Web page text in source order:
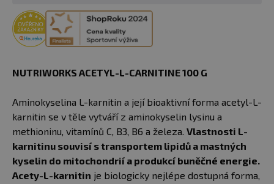
NUTRIWORKS ACETYL-L-CARNITINE 100 G
Aminokyselina L-karnitin a její bioaktivní forma acetyl-L-
karnitin se v těle vytváří z aminokyselin lysinu a
methioninu, vitamínů C, B3, B6 a železa. Vlastnosti L-
karnitinu souvisí s transportem lipidů a mastných
kyselin do mitochondrií a produkcí buněčné energie.
Acety-L-karnitin je biologicky nejlépe dostupná forma,